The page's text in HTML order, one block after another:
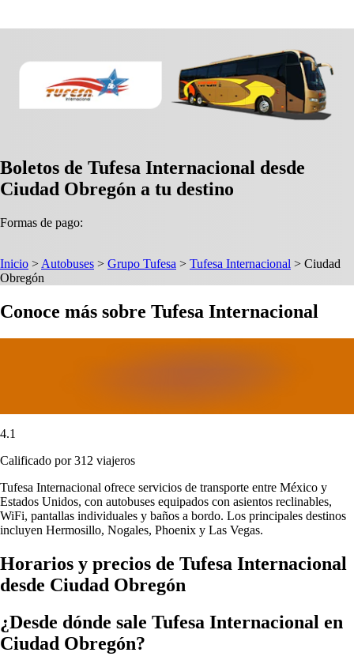
Boletos de Tufesa Internacional desde
Ciudad Obregón a tu destino
Formas de pago:
Inicio > Autobuses > Grupo Tufesa > Tufesa Internacional > Ciudad
Obregón
Conoce más sobre Tufesa Internacional
4.1
Calificado por 312 viajeros
Tufesa Internacional ofrece servicios de transporte entre México y
Estados Unidos, con autobuses equipados con asientos reclinables,
WiFi, pantallas individuales y baños a bordo. Los principales destinos
incluyen Hermosillo, Nogales, Phoenix y Las Vegas.
Horarios y precios de Tufesa Internacional
desde Ciudad Obregón
¿Desde dónde sale Tufesa Internacional en
Ciudad Obregón?